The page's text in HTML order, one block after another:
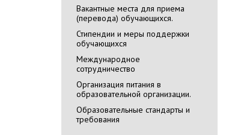
Вакантные места для приема
(перевода) обучающихся.
Стипендии и меры поддержки
обучающихся
Международное
сотрудничество
Организация питания в
образовательной организации.
Образовательные стандарты и
требования